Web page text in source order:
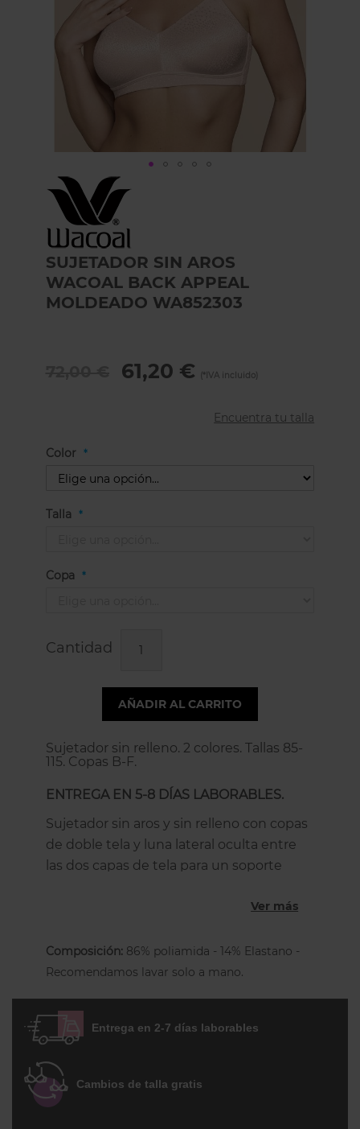
SUJETADOR SIN AROS
WACOAL BACK APPEAL
MOLDEADO WA852303
61,20 €
Encuentra tu talla
Color
Talla
Copa
Cantidad
AÑADIR AL CARRITO
Sujetador sin relleno. 2 colores. Tallas 85-
115. Copas B-F.
ENTREGA EN 5-8 DÍAS LABORABLES.
Sujetador sin aros y sin relleno con copas
de doble tela y luna lateral oculta entre
las dos capas de tela para un soporte
increíblemente cómodo, no lo notarás y
Los tirantes se regulan en toda su
longitud y la espalda es de punto más
alta bajo el brazo para recoger y alisar
toda esa zona.
La copas, la espalda y los tirantes están
cubiertas se suave tela jacquard con
diseño de pequeños lunares con un
ligero brillo que le dan el toque diferente.
Ver más
Composición: 86% poliamida - 14% Elastano -
Recomendamos lavar solo a mano.
beginning
images
gallery
Entrega en 2-7 días laborables
Cambios de talla gratis